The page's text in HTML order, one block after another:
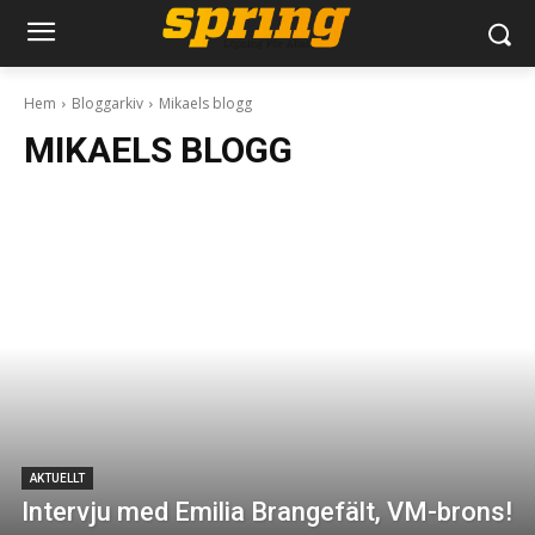
Hem Bloggarkiv Mikaels blogg
MIKAELS BLOGG
AKTUELLT
Intervju med Emilia Brangefält, VM-brons!